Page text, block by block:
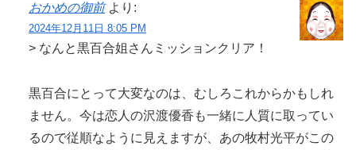
おかめの御前 より:
2024年12月11日 8:05 PM
> なんと黒百合姐さんミッションクリア！
黒百合にとって大変なのは、むしろこれからかもしれ
ません。今は恋人の沢渡優香も一緒に人質に取ってい
るので従順なように見えますが、あの牧村光平がこの